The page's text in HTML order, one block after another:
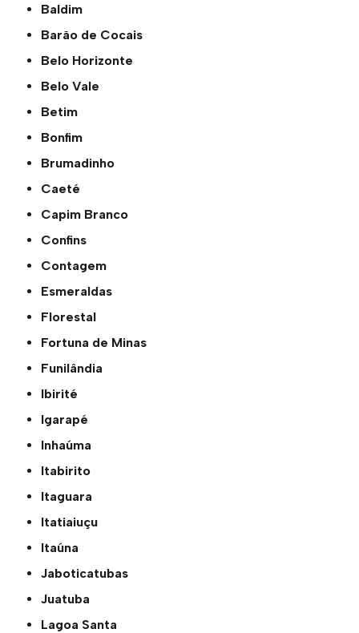
Baldim
Barão de Cocais
Belo Horizonte
Belo Vale
Betim
Bonfim
Brumadinho
Caeté
Capim Branco
Confins
Contagem
Esmeraldas
Florestal
Fortuna de Minas
Funilândia
Ibirité
Igarapé
Inhaúma
Itabirito
Itaguara
Itatiaiuçu
Itaúna
Jaboticatubas
Juatuba
Lagoa Santa